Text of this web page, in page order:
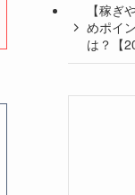
【稼ぎ
めポイ
は？【